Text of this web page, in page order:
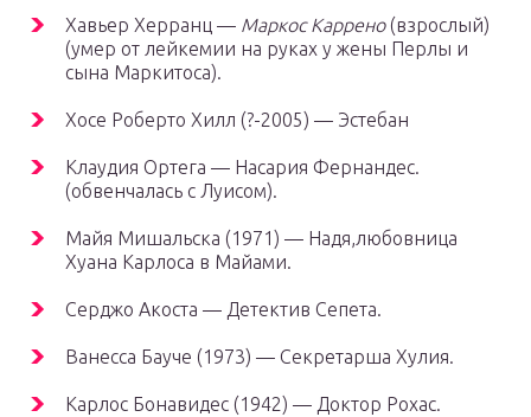
Хавьер Херранц — Маркос Каррено(взрослый)
(умер от лейкемии на руках у жены Перлы и
сына Маркитоса).
Хосе Роберто Хилл (?-2005) — Эстебан
Клаудия Ортега — Насария Фернандес.
(обвенчалась с Луисом).
Майя Мишальска (1971) — Надя,любовница
Хуана Карлоса в Майами.
Серджо Акоста — Детектив Сепета.
Ванесса Бауче (1973) — Секретарша Хулия.
Карлос Бонавидес (1942) — Доктор Рохас.